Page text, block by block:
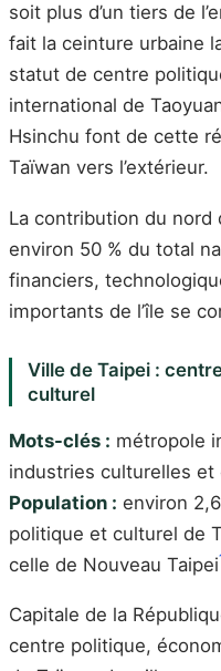
soit plus d’un tiers de
fait la ceinture urbaine
statut de centre
international de
Hsinchu font de cette
Taïwan vers l’extérieur.
La contribution du nord
environ 50 % du total
financiers,
importants de l’île se
Ville de Taipei :
culturel
Mots-clés : métropole
industries culturelles
Population : environ
politique et culturel de
celle de Nouveau Taipei
Capitale de la
centre politique,